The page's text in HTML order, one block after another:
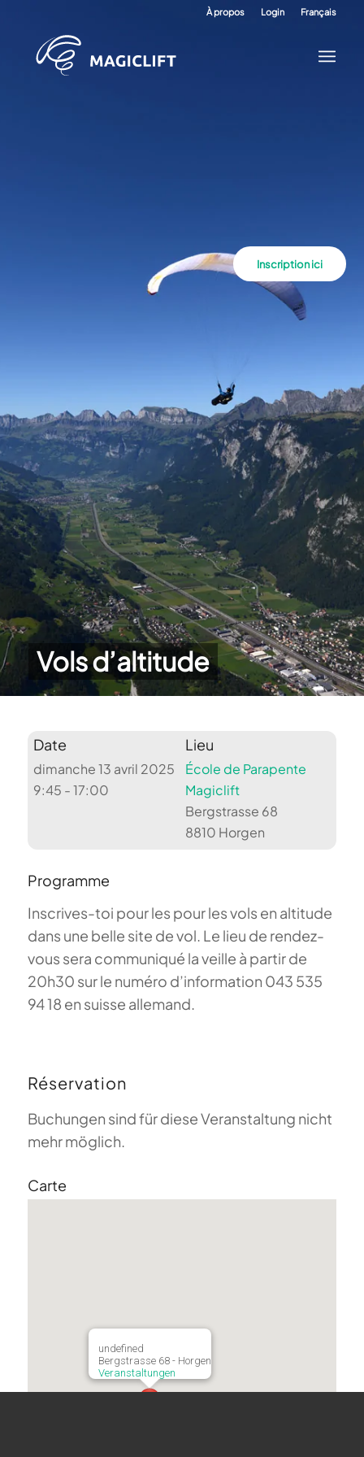
À propos Login Français
Vols d’altitude
Inscription ici
Date
dimanche 13 avril 2025
9:45 - 17:00
Lieu
École de Parapente
Magiclift
Bergstrasse 68
8810 Horgen
Programme
Inscrives-toi pour les pour les vols en altitude
dans une belle site de vol. Le lieu de rendez-
vous sera communiqué la veille à partir de
20h30 sur le numéro d’information 043 535
94 18 en suisse allemand.
Réservation
Buchungen sind für diese Veranstaltung nicht
mehr möglich.
Carte
undefined
Bergstrasse 68 - Horgen
Veranstaltungen